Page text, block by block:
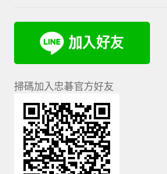
掃碼加入忠碁官方好友